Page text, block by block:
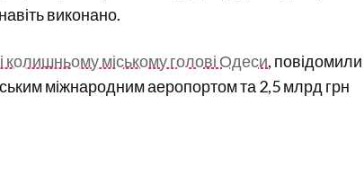
виконано.
колишньому міському голові Одеси, повідомили
міжнародним аеропортом та 2,5 млрд грн